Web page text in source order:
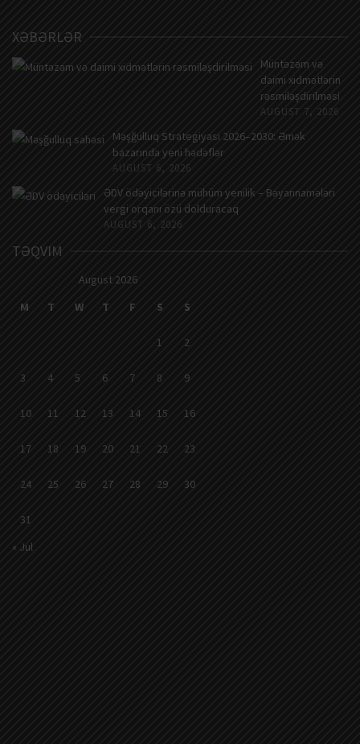
XƏBƏRLƏR
Müntəzəm və
daimi xidmətlərin
rəsmiləşdirilməsi
AUGUST 7, 2026
Məşğulluq Strategiyası 2026–2030: Əmək
bazarında yeni hədəflər
AUGUST 6, 2026
ƏDV ödəyicilərinə mühüm yenilik – Bəyannamələri
vergi orqanı özü dolduracaq
AUGUST 6, 2026
TƏQVIM
August 2026
M
T W T F S S
1 2
3 4 5 6 7 8 9
10 11 12 13 14 15 16
17 18 19 20 21 22 23
24 25 26 27 28 29 30
31
« Jul